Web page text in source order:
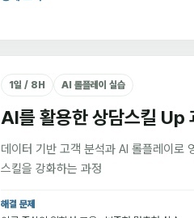
1일 / 8H AI 롤플레이 실습
AI를 활용한 상담스킬 Up
데이터 기반 고객 분석과 AI 롤플레이로
스킬을 강화하는 과정
해결 문제